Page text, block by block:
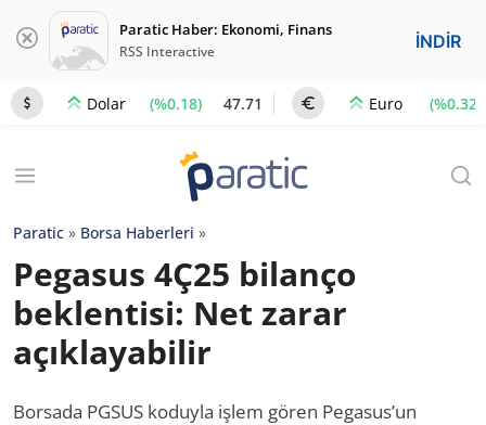
Paratic Haber: Ekonomi, Finans
RSS Interactive İNDİR
Dolar (%0.18) 47.71 Euro (%0.32)
Paratic » Borsa Haberleri »
Pegasus 4Ç25 bilanço
beklentisi: Net zarar
açıklayabilir
Borsada PGSUS koduyla işlem gören Pegasus’un